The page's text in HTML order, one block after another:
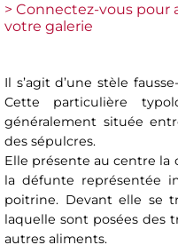
> Connectez-vous
votre galerie
Il s’agit d’une stèle
Cette particulière
généralement située
des sépulcres.
Elle présente au centre la
la défunte représentée
poitrine. Devant elle se
laquelle sont posées des
autres aliments.